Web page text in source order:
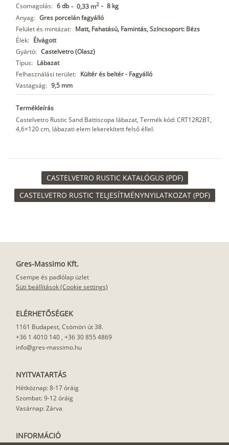
Csomagolás: 6 db - 0,33 m2 - 8 kg
Anyag: Gres porcelán fagyálló
Felület és mintázat: Matt, Fahatású, Famintás, Színcsoport: Bézs
Élek: Élvágott
Gyártó: Castelvetro (Olasz)
Típus: Lábazat
Felhasználási terület: Kültér és beltér - Fagyálló
Vastagság: 9,5 mm
Termékleírás
Castelvetro Rustic Sand Battiscopa lábazat, Termék kód: CRT12R2BT,
4,6×120 cm, lábazati elem lekerekített felső éllel.
CASTELVETRO RUSTIC KATALÓGUS (PDF)
CASTELVETRO RUSTIC TELJESÍTMÉNYNYILATKOZAT (PDF)
Gres-Massimo Kft.
Csempe és padlólap üzlet
Süti beállítások (Cookie settings)
ELÉRHETŐSÉGEK
1161 Budapest, Csömöri út 38.
+36 1 4010 140 , +36 30 855 4869
info@gres-massimo.hu
NYITVATARTÁS
Hétköznap: 8-17 óráig
Szombat: 9-12 óráig
Vasárnap: Zárva
INFORMÁCIÓ